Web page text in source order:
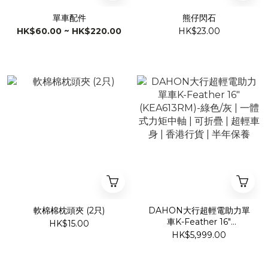
單車配件
HK$60.00 ~ HK$220.00
熊仔閃石
HK$23.00
軟棉棉枕頭夾 (2只)
HK$15.00
DAHON大行超輕電助力單
車K-Feather 16"
(KEA613RM)-綠色/灰 | 一
HK$5,999.00